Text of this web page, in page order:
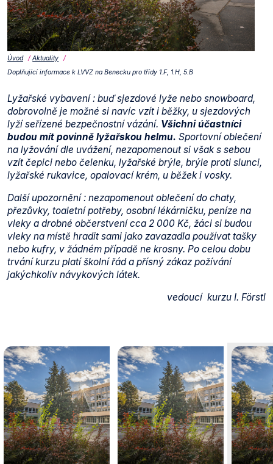
Úvod
Aktuality
Doplňující informace k LVVZ na Benecku pro třídy 1.F, 1.H, 5.B
Lyžařské vybavení : buď sjezdové lyže nebo snowboard,
dobrovolně je možné si navíc vzít i běžky, u sjezdových
lyží seřízené bezpečnostní vázání. Všichni účastníci
budou mít povinně lyžařskou helmu. Sportovní oblečení
na lyžování dle uvážení, nezapomenout si však s sebou
vzít čepici nebo čelenku, lyžařské brýle, brýle proti slunci,
lyžařské rukavice, opalovací krém, u běžek i vosky.
Další upozornění : nezapomenout oblečení do chaty,
přezůvky, toaletní potřeby, osobní lékárničku, peníze na
vleky a drobné občerstvení cca 2 000 Kč, žáci si budou
vleky na místě hradit sami jako zavazadla používat tašky
nebo kufry, v žádném případě ne krosny. Po celou dobu
trvání kurzu platí školní řád a přísný zákaz požívání
jakýchkoliv návykových látek.
vedoucí kurzu I. Förstl